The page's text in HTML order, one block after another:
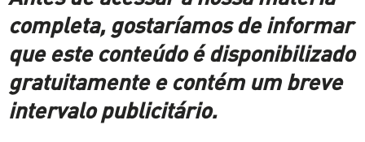
completa, gostaríamos de informar
que este conteúdo é disponibilizado
gratuitamente e contém um breve
intervalo publicitário.